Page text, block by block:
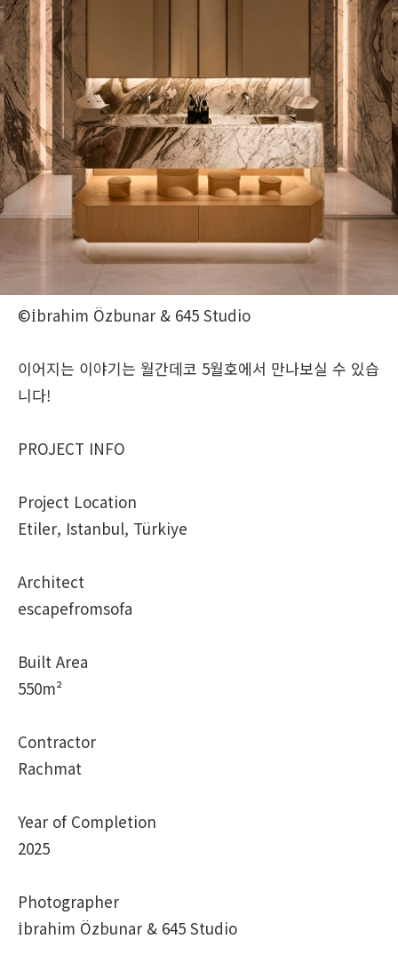
©İbrahim Özbunar & 645 Studio
이어지는 이야기는 월간데코 5월호에서 만나보실 수 있습
니다!
PROJECT INFO
Project Location
Etiler, Istanbul, Türkiye
Architect
escapefromsofa
Built Area
550m²
Contractor
Rachmat
Year of Completion
2025
Photographer
İbrahim Özbunar & 645 Studio